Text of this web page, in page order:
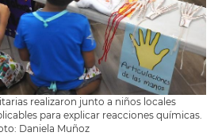
realizaron junto a niños locales
para explicar reacciones químicas.
Daniela Muñoz